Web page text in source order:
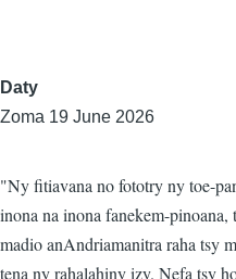
Daty
Zoma 19 June 2026
"Ny fitiavana no fototry ny toe-
inona na inona fanekem-
madio anAndriamanitra raha tsy
tena ny rahalahiny izy. Nefa tsy